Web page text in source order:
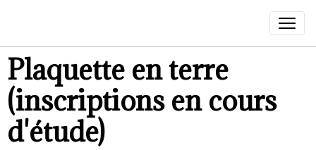
Plaquette en terre
(inscriptions en cours
d'étude)